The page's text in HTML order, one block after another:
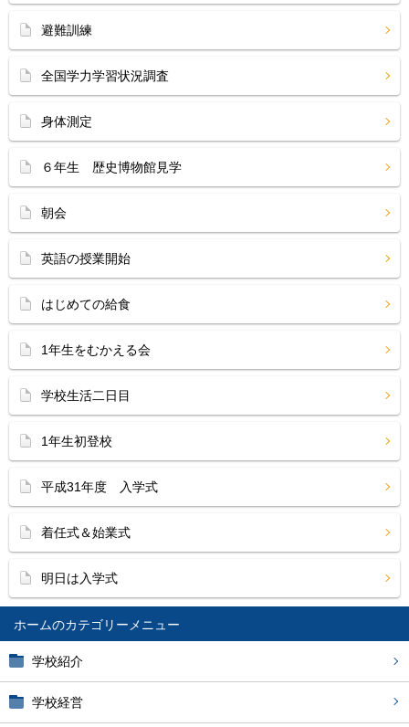
ホーム
学校紹介
学校経営
避難訓練
全国学力学習状況調査
身体測定
６年生 歴史博物館見学
朝会
英語の授業開始
はじめての給食
1年生をむかえる会
学校生活二日目
1年生初登校
平成31年度 入学式
着任式＆始業式
明日は入学式